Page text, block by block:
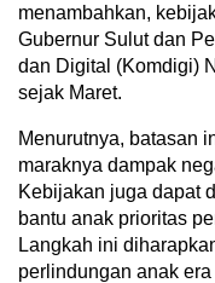
menambahkan,
Gubernur Sulut dan
dan Digital (Komdigi)
sejak Maret.
Menurutnya, batasan
maraknya dampak
Kebijakan juga dapat
bantu anak prioritas
Langkah ini
perlindungan anak